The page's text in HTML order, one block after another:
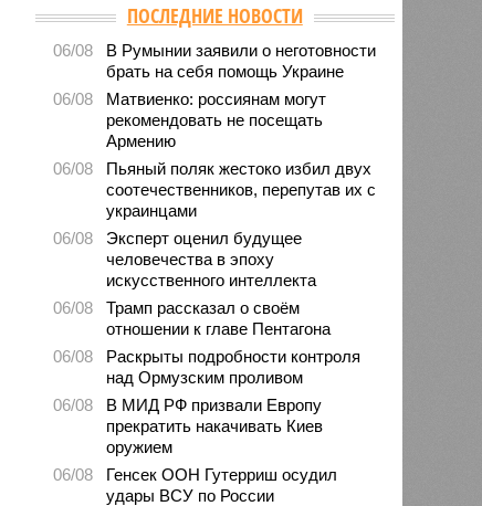
ПОСЛЕДНИЕ НОВОСТИ
06/08
В Румынии заявили о неготовности
брать на себя помощь Украине
06/08
Матвиенко: россиянам могут
рекомендовать не посещать
Армению
06/08
Пьяный поляк жестоко избил двух
соотечественников, перепутав их с
украинцами
06/08
Эксперт оценил будущее
человечества в эпоху
искусственного интеллекта
06/08
Трамп рассказал о своём
отношении к главе Пентагона
06/08
Раскрыты подробности контроля
над Ормузским проливом
06/08
В МИД РФ призвали Европу
прекратить накачивать Киев
оружием
06/08
Генсек ООН Гутерриш осудил
удары ВСУ по России